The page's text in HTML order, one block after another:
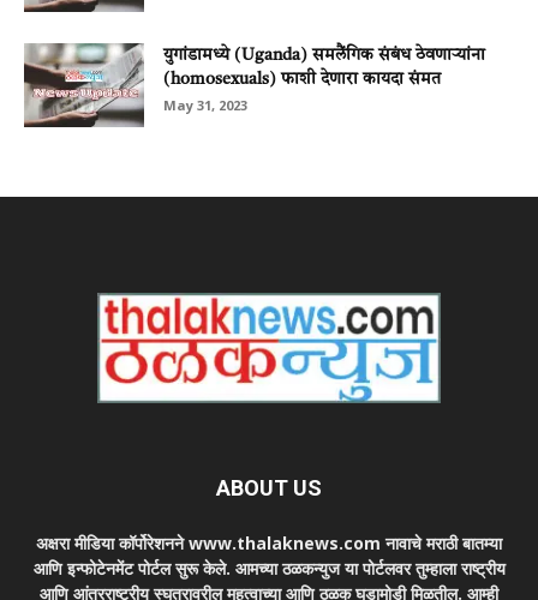
युगांडामध्ये (Uganda) समलैंगिक संबंध ठेवणार्‍यांना
(homosexuals) फाशी देणारा कायदा संमत
May 31, 2023
ABOUT US
अक्षरा मीडिया कॉर्पोरेशनने www.thalaknews.com नावाचे मराठी बातम्या
आणि इन्फोटेनमेंट पोर्टल सुरू केले. आमच्या ठळकन्युज या पोर्टलवर तुम्हाला राष्ट्रीय
आणि आंतरराष्ट्रीय स्घतरावरील महत्वाच्या आणि ठळक घडामोडी मिळतील. आम्ही